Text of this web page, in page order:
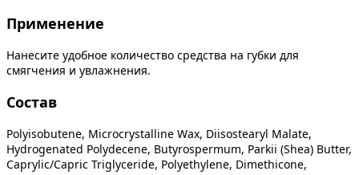
Применение
Нанесите удобное количество средства на губки для
смягчения и увлажнения.
Состав
Polyisobutene, Microcrystalline Wax, Diisostearyl Malate,
Hydrogenated Polydecene, Butyrospermum, Parkii (Shea) Butter,
Caprylic/Capric Triglyceride, Polyethylene, Dimethicone,